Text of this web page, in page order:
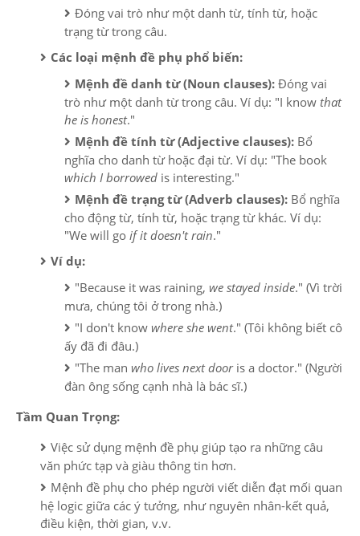
Đóng vai trò như một danh từ, tính từ, hoặc
trạng từ trong câu.
Các loại mệnh đề phụ phổ biến:
Mệnh đề danh từ (Noun clauses): Đóng vai
trò như một danh từ trong câu. Ví dụ: "I know that
he is honest."
Mệnh đề tính từ (Adjective clauses): Bổ
nghĩa cho danh từ hoặc đại từ. Ví dụ: "The book
which I borrowed is interesting."
Mệnh đề trạng từ (Adverb clauses): Bổ nghĩa
cho động từ, tính từ, hoặc trạng từ khác. Ví dụ:
"We will go if it doesn't rain."
Ví dụ:
"Because it was raining, we stayed inside." (Vì trời
mưa, chúng tôi ở trong nhà.)
"I don't know where she went." (Tôi không biết cô
ấy đã đi đâu.)
"The man who lives next dooris a doctor." (Người
đàn ông sống cạnh nhà là bác sĩ.)
Tầm Quan Trọng:
Việc sử dụng mệnh đề phụ giúp tạo ra những câu
văn phức tạp và giàu thông tin hơn.
Mệnh đề phụ cho phép người viết diễn đạt mối quan
hệ logic giữa các ý tưởng, như nguyên nhân-kết quả,
điều kiện, thời gian, v.v.